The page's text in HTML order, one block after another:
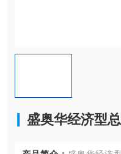
盛奥华经济型